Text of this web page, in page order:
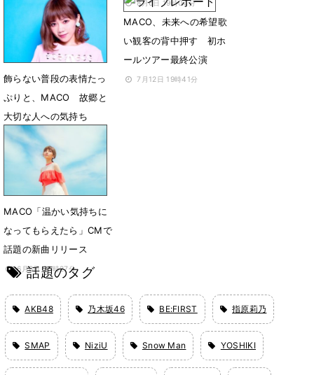
8月6日 19時04分
飾らない普段の表情たっ
ぷりと、MACO 故郷と
大切な人への気持ち
8月4日 12時10分
MACO、未来への希望歌
い観客の背中押す 初ホ
ールツアー最終公演
7月12日 19時41分
MACO「温かい気持ちに
なってもらえたら」CMで
話題の新曲リリース
6月8日 20時27分
話題のタグ
AKB48 乃木坂46 BE:FIRST 指原莉乃
SMAP NiziU Snow Man YOSHIKI